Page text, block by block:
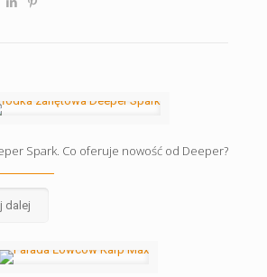
Spark. Co oferuje nowość od Deeper?
dalej